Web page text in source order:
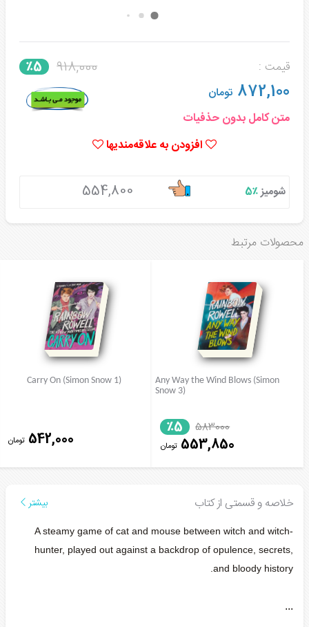
قیمت : 918,000 ٪5
872,100 تومان
متن کامل بدون حذفیات
افزودن به علاقه‌مندیها
شومیز٪5 554,800
محصولات مرتبط
Any Way the Wind Blows (Simon
Snow 3)
583000
٪5
553,850 تومان
Carry On (Simon Snow 1)
542,000 تومان
خلاصه و قسمتی از کتاب بیشتر
A steamy game of cat and mouse between witch and witch-
hunter, played out against a backdrop of opulence, secrets,
and bloody history.
...